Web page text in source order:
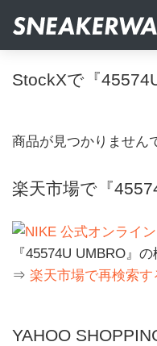
StockXで『
商品が見つかりません
楽天市場で『
『45574U UMBRO』
⇒ 楽天市場で再検索す
YAHOO